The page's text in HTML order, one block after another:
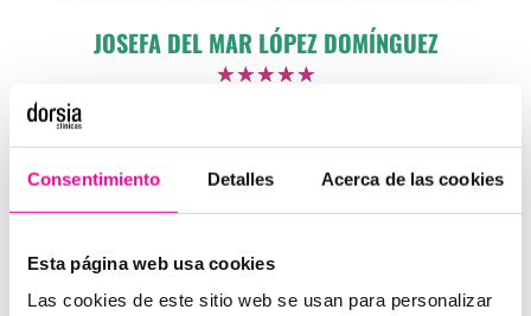
Consentimiento Detalles Acerca de las cookies
Esta página web usa cookies
Las cookies de este sitio web se usan para personalizar
JOSEFA DEL MAR LÓPEZ DOMÍNGUEZ
☆☆☆☆☆
Muy profesionales y atentos (Translated by Google) Very
JORDANA JIMÉNEZ PRADA
Un trato excelente desde la primera vez que fui a costura.
enfermera son un encanto. Lo recomiendo. (Translated by